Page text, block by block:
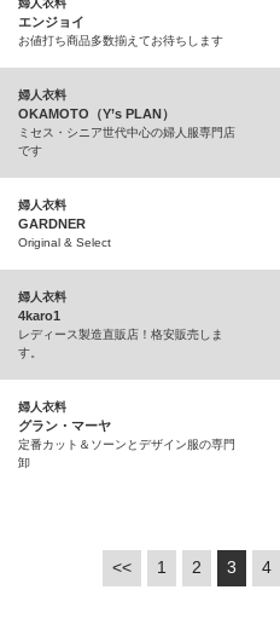
婦人衣料
エンジョイ
お値打ち商品多数揃えてお待ちします
婦人衣料
OKAMOTO（Y’s PLAN）
ミセス・シニア世代中心の婦人服専門店
です
婦人衣料
GARDNER
Original & Select
婦人衣料
4karo1
レディース製造直販店！格安販売しま
す。
婦人衣料
グラン・マーヤ
定番カット＆ソーンとデザイン服の専門
卸
<< 1 2 3 4